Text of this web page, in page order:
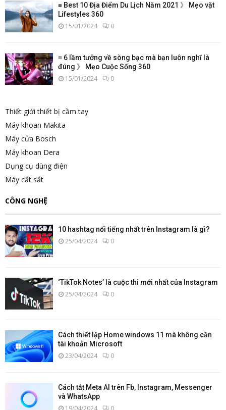
≡ Best 10 Địa Điểm Du Lịch Năm 2021 》 Mẹo vặt
Lifestyles 360
15/01/2024 0
≡ 6 lầm tưởng về sòng bạc mà bạn luôn nghĩ là
đúng 》 Mẹo Cuộc Sống 360
15/01/2024 0
Thiết giới thiết bị cầm tay
Máy khoan Makita
Máy cửa Bosch
Máy khoan Dera
Dụng cụ dùng điện
Máy cắt sắt
CÔNG NGHỆ
10 hashtag nổi tiếng nhất trên Instagram là gì?
25/04/2024 0
‘TikTok Notes’ là cuộc thi mới nhất của Instagram
25/04/2024 0
Cách thiết lập Home windows 11 mà không cần
tài khoản Microsoft
23/04/2024 0
Cách tắt Meta AI trên Fb, Instagram, Messenger
và WhatsApp